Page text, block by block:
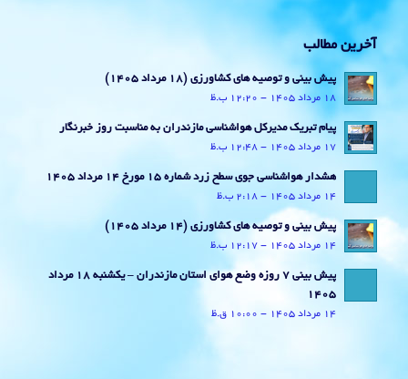
آخرین مطالب
پیش بینی و توصیه های کشاورزی (18 مرداد ۱۴۰۵)
18 مرداد 1405 - 12:20 ب.ظ
پیام تبریک مدیرکل هواشناسی مازندران به مناسبت روز خبرنگار
17 مرداد 1405 - 12:48 ب.ظ
هشدار هواشناسی جوی سطح زرد شماره 15 مورخ 14 مرداد 1405
14 مرداد 1405 - 2:18 ب.ظ
پیش بینی و توصیه های کشاورزی (14 مرداد ۱۴۰۵)
14 مرداد 1405 - 12:17 ب.ظ
پیش بینی 7 روزه وضع هوای استان مازندران – یکشنبه 18 مرداد
1405
14 مرداد 1405 - 10:00 ق.ظ